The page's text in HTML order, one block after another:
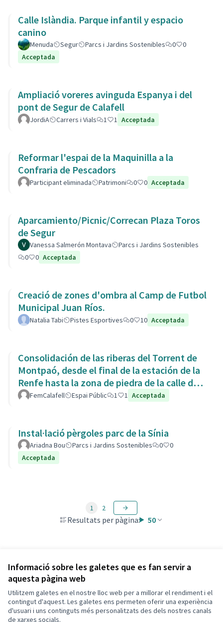
Informació sobre les galetes que es fan servir a
aquesta pàgina web
Utilitzem galetes en el nostre lloc web per a millorar el rendiment i el
contingut d'aquest. Les galetes ens permeten oferir una experiència
d'usuari i uns continguts més personalitzats des dels nostres canals
de xarxes socials.
Calle Islàndia. Parque infantil y espacio
canino
Menuda Segur Parcs i Jardins Sostenibles 0
0
Acceptada
Ampliació voreres avinguda Espanya i del
pont de Segur de Calafell
JordiA Carrers i Vials 1 1 Acceptada
Reformar l'espai de la Maquinilla a la
Confraria de Pescadors
Participant eliminada Patrimoni 0 0 Acceptada
Aparcamiento/Picnic/Correcan Plaza Toros
de Segur
Vanessa Salmerón Montava
Parcs i Jardins Sostenibles
0
0 Acceptada
Creació de zones d'ombra al Camp de Futbol
Municipal Juan Ríos.
Natalia Tabi Pistes Esportives 0 10 Acceptada
Consolidación de las riberas del Torrent de
Montpaó, desde el final de la estación de la
Renfe hasta la zona de piedra de la calle de
L’Estany.
FemCalafell Espai Públic 1 1 Acceptada
Instal·lació pèrgoles parc de la Sínia
Ariadna Bou Parcs i Jardins Sostenibles 0
0
Acceptada
Resultats per pàgina: 50
1 2
Veure totes les propostes retirades
Termes i condicions d'ús
Configuració de les galetes
Decidim Calafell a X
Decidim Calafell a Facebook
Decidim Calafell a YouTube
Decidim Calafell a GitHub